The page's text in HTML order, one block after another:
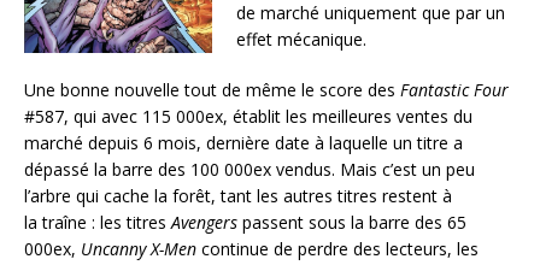
de marché uniquement que par un
effet mécanique.
Une bonne nouvelle tout de même le score des Fantastic Four
#587, qui avec 115 000ex, établit les meilleures ventes du
marché depuis 6 mois, dernière date à laquelle un titre a
dépassé la barre des 100 000ex vendus. Mais c’est un peu
l’arbre qui cache la forêt, tant les autres titres restent à
la traîne : les titresAvengers passent sous la barre des 65
000ex, Uncanny X-Men continue de perdre des lecteurs, les